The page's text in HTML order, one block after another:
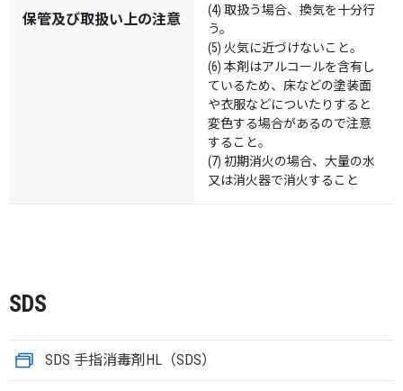
保管及び取扱い上の注意
(4) 取扱う場合、換気を十分行
う。
(5) 火気に近づけないこと。
(6) 本剤はアルコールを含有し
ているため、床などの塗装面
や衣服などについたりすると
変色する場合があるので注意
すること。
(7) 初期消火の場合、大量の水
又は消火器で消火すること
SDS
SDS 手指消毒剤HL（SDS）